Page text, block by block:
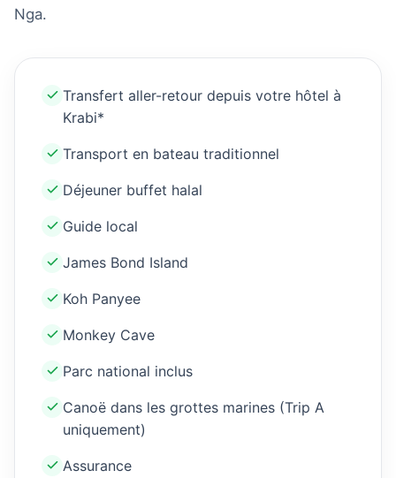
Nga.
Transfert aller-retour depuis votre hôtel à
Krabi*
Transport en bateau traditionnel
Déjeuner buffet halal
Guide local
James Bond Island
Koh Panyee
Monkey Cave
Parc national inclus
Canoë dans les grottes marines (Trip A
uniquement)
Assurance